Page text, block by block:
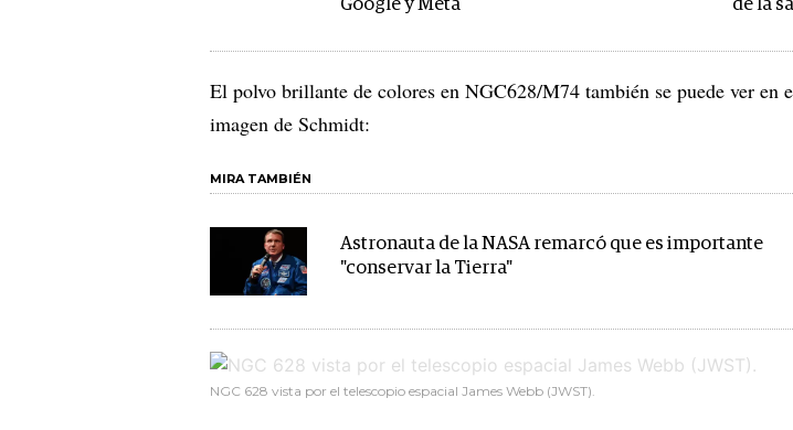
Google y Meta
de la
El polvo brillante de colores en NGC628/M74 también se puede ver en
imagen de Schmidt:
MIRA TAMBIÉN
Astronauta de la NASA remarcó que es importante
"conservar la Tierra"
NGC 628 vista por el telescopio espacial James Webb (JWST).